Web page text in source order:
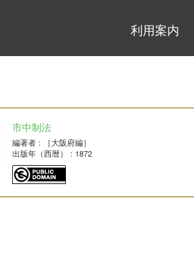
利用案内
市中制法
編著者: ［大阪府編］
出版年（西暦）
: 1872